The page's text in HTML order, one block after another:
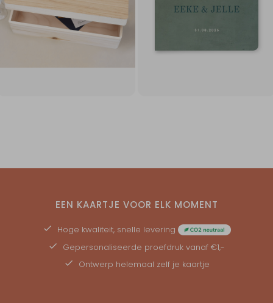
EEN KAARTJE VOOR ELK MOMENT
Hoge kwaliteit, snelle levering
Gepersonaliseerde proefdruk vanaf €1,-
Ontwerp helemaal zelf je kaartje